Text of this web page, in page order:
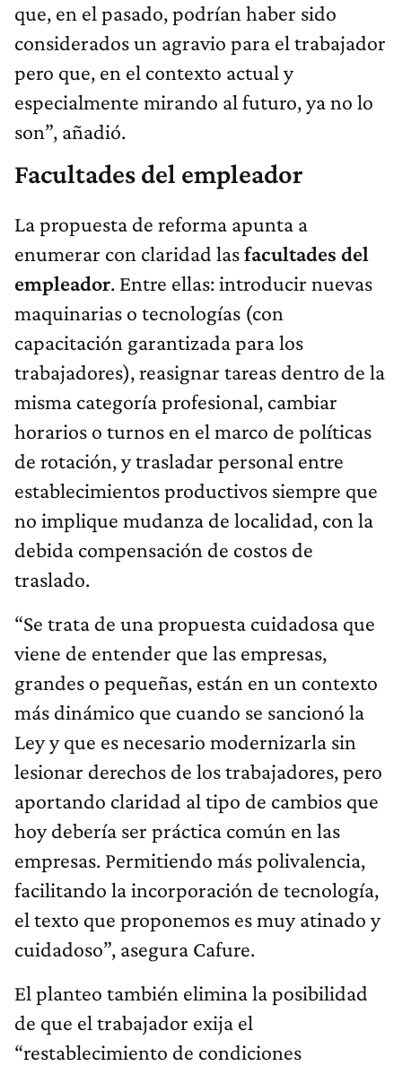
que, en el pasado, podrían haber sido
considerados un agravio para el trabajador
pero que, en el contexto actual y
especialmente mirando al futuro, ya no lo
son”, añadió.
Facultades del empleador
La propuesta de reforma apunta a
enumerar con claridad lasfacultades del
empleador. Entre ellas: introducir nuevas
maquinarias o tecnologías (con
capacitación garantizada para los
trabajadores), reasignar tareas dentro de la
misma categoría profesional, cambiar
horarios o turnos en el marco de políticas
de rotación, y trasladar personal entre
establecimientos productivos siempre que
no implique mudanza de localidad, con la
debida compensación de costos de
traslado.
“Se trata de una propuesta cuidadosa que
viene de entender que las empresas,
grandes o pequeñas, están en un contexto
más dinámico que cuando se sancionó la
Ley y que es necesario modernizarla sin
lesionar derechos de los trabajadores, pero
aportando claridad al tipo de cambios que
hoy debería ser práctica común en las
empresas. Permitiendo más polivalencia,
facilitando la incorporación de tecnología,
el texto que proponemos es muy atinado y
cuidadoso”, asegura Cafure.
El planteo también elimina la posibilidad
de que el trabajador exija el
“restablecimiento de condiciones